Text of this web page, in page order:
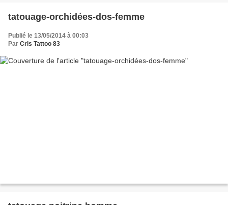
tatouage-orchidées-dos-femme
Publié le 13/05/2014 à 00:03
Par Cris Tattoo 83